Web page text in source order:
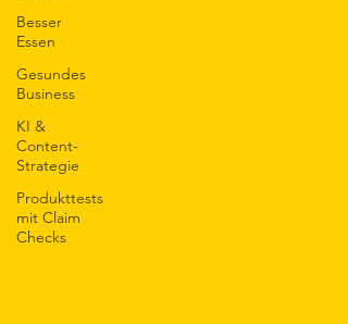
Besser
Essen
Gesundes
Business
KI &
Content-
Strategie
Produkttests
mit Claim
Checks